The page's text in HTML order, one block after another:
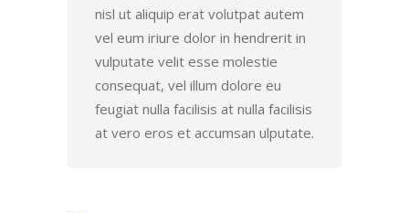
nisl ut aliquip erat volutpat autem
vel eum iriure dolor in hendrerit in
vulputate velit esse molestie
consequat, vel illum dolore eu
feugiat nulla facilisis at nulla facilisis
at vero eros et accumsan ulputate.